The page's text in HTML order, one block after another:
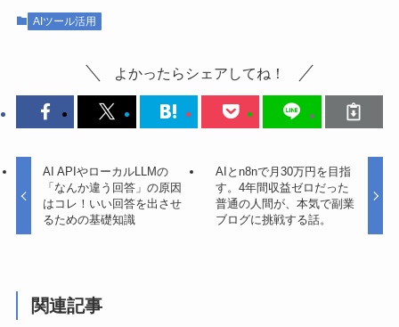
AIツール活用
よかったらシェアしてね！
AI APIやローカルLLMの
「なんか違う回答」の原因
はコレ！いい回答を出させ
るための基礎知識
AIとn8nで月30万円を目指
す。4年間収益ゼロだった
普通の人間が、本気で副業
ブログに挑戦する話。
関連記事